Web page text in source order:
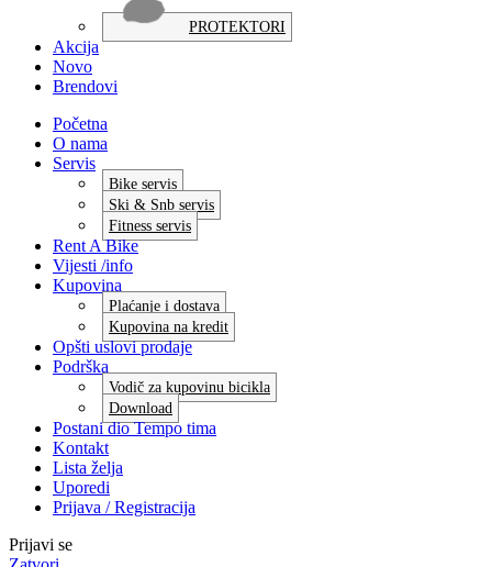
PROTEKTORI
Akcija
Novo
Brendovi
Početna
O nama
Servis
Bike servis
Ski & Snb servis
Fitness servis
Rent A Bike
Vijesti /info
Kupovina
Plaćanje i dostava
Kupovina na kredit
Opšti uslovi prodaje
Podrška
Vodič za kupovinu bicikla
Download
Postani dio Tempo tima
Kontakt
Lista želja
Uporedi
Prijava / Registracija
Prijavi se